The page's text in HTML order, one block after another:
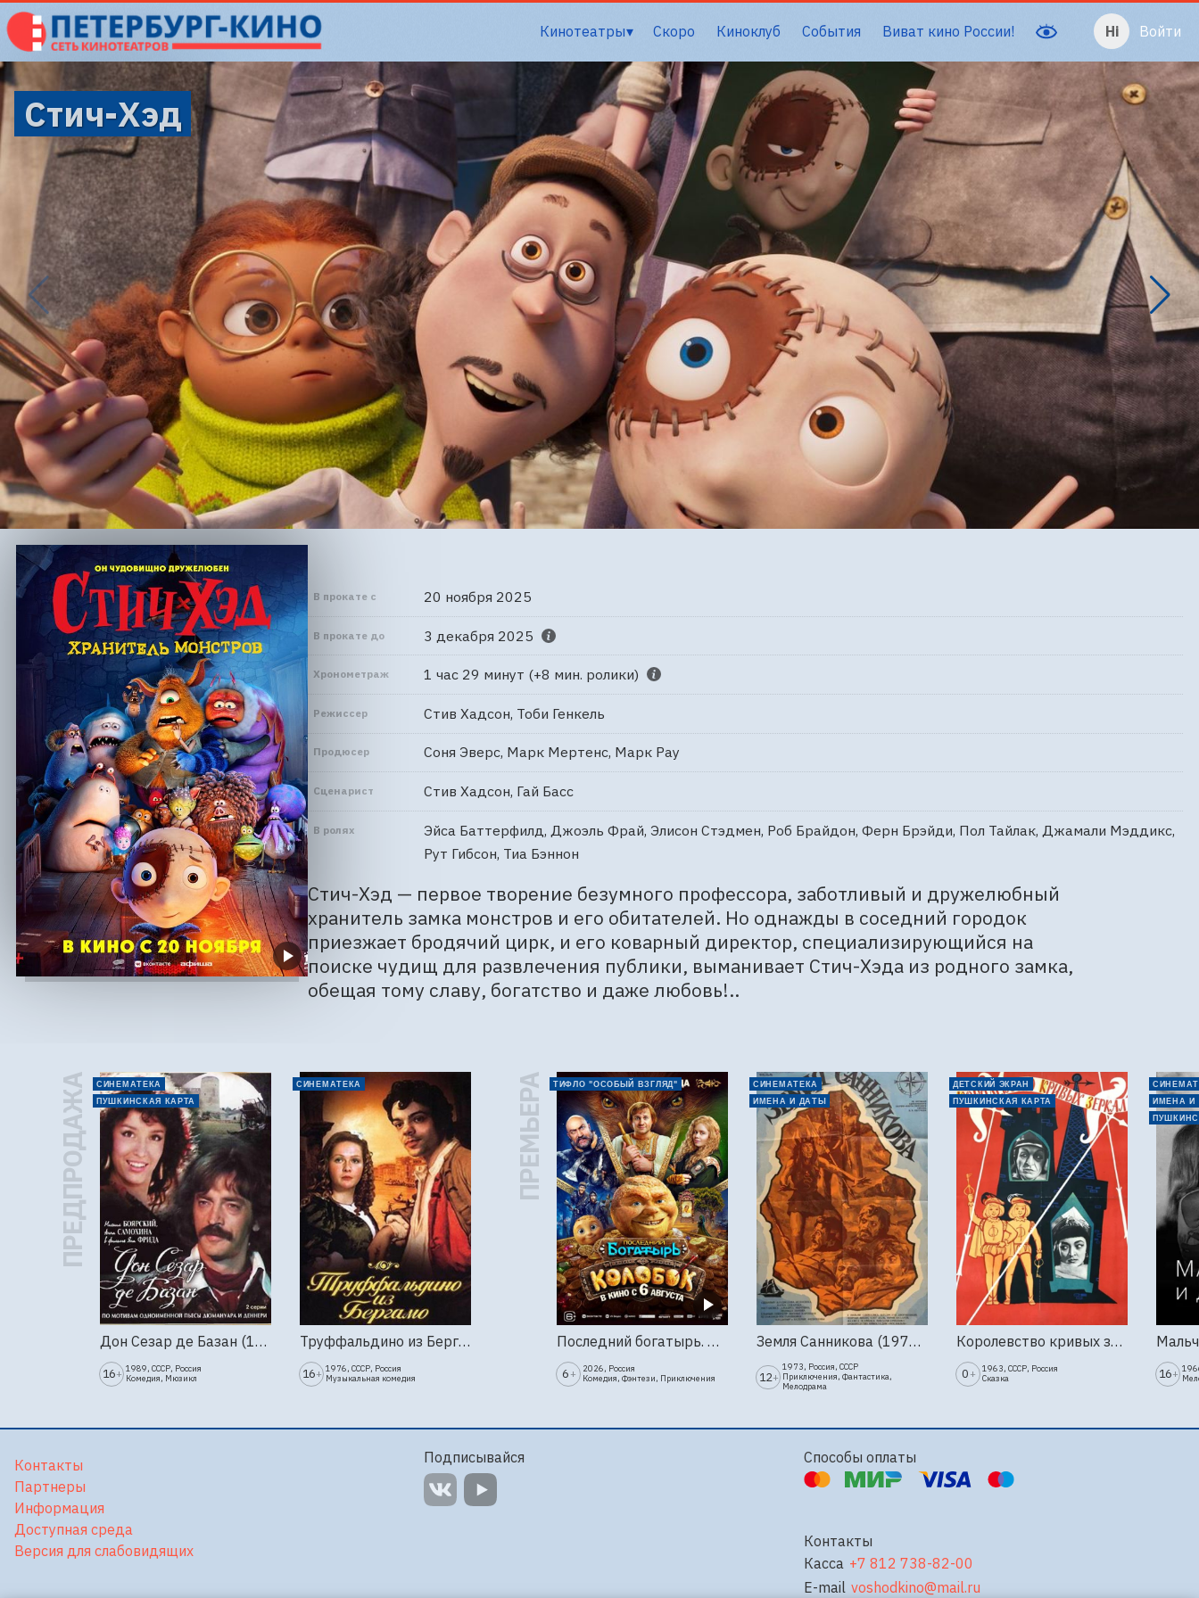
Кинотеатры Скоро Киноклуб События Виват кино России! Войти
Стич-Хэд
В прокате с 20 ноября 2025
В прокате до 3 декабря 2025
Хронометраж 1 час 29 минут (+8 мин. ролики)
Режиссер Стив Хадсон, Тоби Генкель
Продюсер Соня Эверс, Марк Мертенс, Марк Рау
Сценарист Стив Хадсон, Гай Басс
В ролях
Эйса Баттерфилд, Джоэль Фрай, Элисон Стэдмен, Роб Брайдон, Ферн Брэйди, Пол Тайлак, Джамали Мэддикс,
Рут Гибсон, Тиа Бэннон
Стич-Хэд — первое творение безумного профессора, заботливый и дружелюбный
хранитель замка монстров и его обитателей. Но однажды в соседний городок
приезжает бродячий цирк, и его коварный директор, специализирующийся на
поиске чудищ для развлечения публики, выманивает Стич-Хэда из родного замка,
обещая тому славу, богатство и даже любовь!..
ПРЕДПРОДАЖА
СИНЕМАТЕКА
ПУШКИНСКАЯ КАРТА
Дон Сезар де Базан (1989г., Ленфильм, 2 серии)
16+ 1989, СССР, Россия
Комедия, Мюзикл
СИНЕМАТЕКА
Труффальдино из Бергамо (1976г., Ленфильм, 2 серии)
16+ 1976, СССР, Россия
Музыкальная комедия
ПРЕМЬЕРА ТИФЛО "ОСОБЫЙ ВЗГЛЯД"
Последний богатырь. Колобок
6 +
2026, Россия
Комедия, Фэнтези, Приключения
СИНЕМАТЕКА
ИМЕНА И ДАТЫ
Земля Санникова (1973, Мосфильм)
12+
1973, Россия, СССР
Приключения, Фантастика,
Мелодрама
ДЕТСКИЙ ЭКРАН
ПУШКИНСКАЯ КАРТА
Королевство кривых зеркал (1963г., Киностудия Горького)
0 +
1963, СССР, Россия
Сказка
ИМЕНА И
16+
Контакты
Партнеры
Информация
Доступная среда
Версия для слабовидящих
Подписывайся Способы оплаты
Контакты
Касса +7 812 738-82-00
E-mail voshodkino@mail.ru